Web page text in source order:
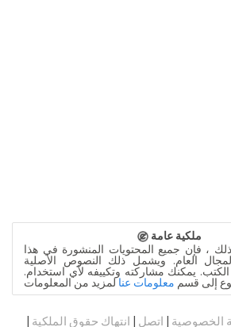
ملكية عامة
، فإن جميع المحتويات المنشورة في هذا
العام. ويشمل ذلك النصوص الأصلية
يمكنك مشاركته وتكييفه لأي استخدام.
إلى قسم معلومات عنا
الخصوصية | اتصل | انتهاك حقوق الملكية |